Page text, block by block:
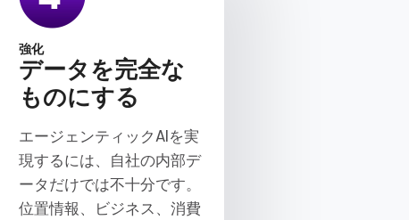
強化
データを完全な
ものにする
エージェンティックAIを実
現するには、自社の内部デ
ータだけでは不十分です。
位置情報、ビジネス、消費